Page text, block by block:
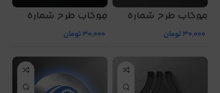
موکاپ طرح شماره
5057
30,000تومان
موکاپ طرح شماره
5058
30,000تومان